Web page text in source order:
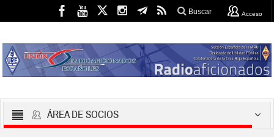
Buscar Acceso
ÁREA DE SOCIOS